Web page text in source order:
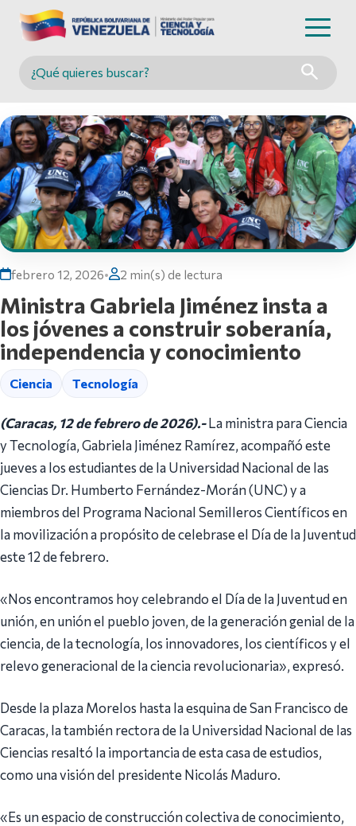
Buscar en MINCYT
febrero 12, 2026• 2 min(s) de lectura
Ministra Gabriela Jiménez insta a
los jóvenes a construir soberanía,
independencia y conocimiento
Ciencia Tecnología
(Caracas, 12 de febrero de 2026).-La ministra para Ciencia
y Tecnología, Gabriela Jiménez Ramírez, acompañó este
jueves a los estudiantes de la Universidad Nacional de las
Ciencias Dr. Humberto Fernández-Morán (UNC) y a
miembros del Programa Nacional Semilleros Científicos en
la movilización a propósito de celebrase el Día de la Juventud
este 12 de febrero.
«Nos encontramos hoy celebrando el Día de la Juventud en
unión, en unión el pueblo joven, de la generación genial de la
ciencia, de la tecnología, los innovadores, los científicos y el
relevo generacional de la ciencia revolucionaria», expresó.
Desde la plaza Morelos hasta la esquina de San Francisco de
Caracas, la también rectora de la Universidad Nacional de las
Ciencias resaltó la importancia de esta casa de estudios,
como una visión del presidente Nicolás Maduro.
«Es un espacio de construcción colectiva de conocimiento,